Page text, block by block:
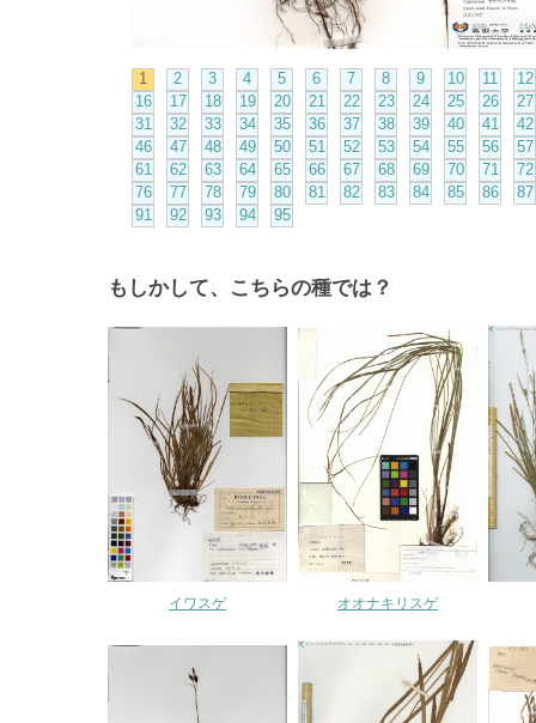
1 2 3 4 5 6 7 8 9 10 11
12
16
17 18 19 20 21 22 23 24 25 26
27
31
32 33 34 35 36 37 38 39 40 41
42
46
47 48 49 50 51 52 53 54 55 56
57
61
62 63 64 65 66 67 68 69 70 71
72
76
77 78 79 80 81 82 83 84 85 86
87
91
92 93 94 95
もしかして、こちらの種では？
イワスゲ オオナキリスゲ